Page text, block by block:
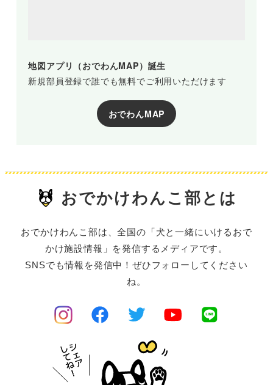
地図アプリ（おでわんMAP）誕生
新規部員登録で誰でも無料でご利用いただけます
おでわんMAP
おでかけわんこ部とは
おでかけわんこ部は、全国の「犬と一緒にいけるおで
かけ施設情報」を発信するメディアです。
SNSでも情報を発信中！ぜひフォローしてください
ね。